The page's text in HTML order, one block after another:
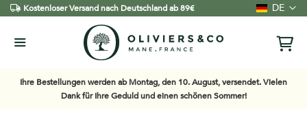
Kostenloser Versand nach Deutschland ab 89€ Sprache
DE
Ihre Bestellungen werden ab Montag, den 10. August, versendet. Vielen
Dank für Ihre Geduld und einen schönen Sommer!